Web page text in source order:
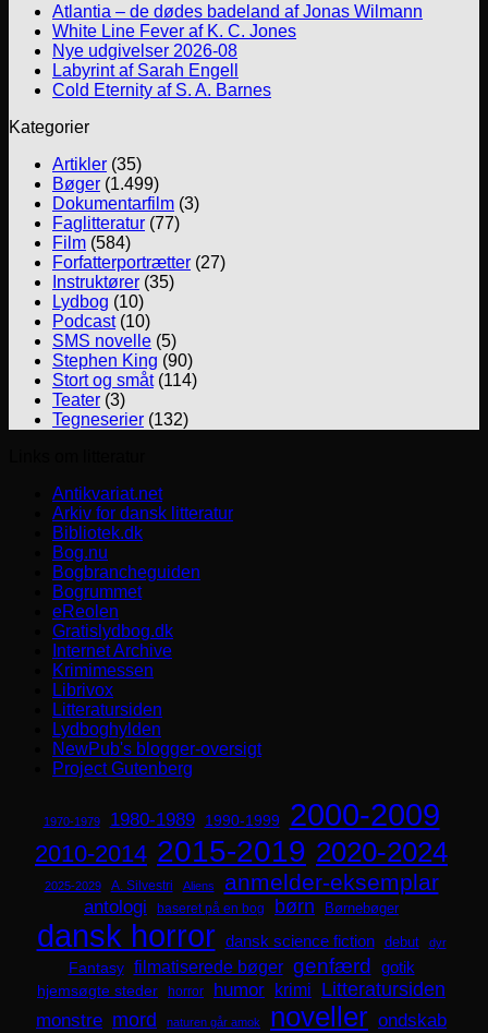
Atlantia – de dødes badeland af Jonas Wilmann
White Line Fever af K. C. Jones
Nye udgivelser 2026-08
Labyrint af Sarah Engell
Cold Eternity af S. A. Barnes
Kategorier
Artikler (35)
Bøger (1.499)
Dokumentarfilm (3)
Faglitteratur (77)
Film (584)
Forfatterportrætter (27)
Instruktører (35)
Lydbog (10)
Podcast(10)
SMS novelle (5)
Stephen King (90)
Stort og småt(114)
Teater (3)
Tegneserier (132)
Antikvariat.net
Arkiv for dansk litteratur
Bibliotek.dk
Bog.nu
Bogbrancheguiden
Bogrummet
eReolen
Gratislydbog.dk
Internet Archive
Krimimessen
Librivox
Litteratursiden
Lydboghylden
NewPub's blogger-oversigt
Project Gutenberg
1970-1979 1980-1989 1990-1999 2000-2009
2010-2014 2015-2019 2020-2024
2025-2029 A. Silvestri Aliens anmelder-eksemplar
antologi baseret på en bog børn Børnebøger
dansk horror dansk science fiction debut dyr
Fantasy filmatiserede bøger genfærd
gotik
hjemsøgte steder
horror humor krimi Litteratursiden
monstre mord naturen går amok noveller ondskab